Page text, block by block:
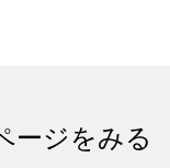
ージをみる